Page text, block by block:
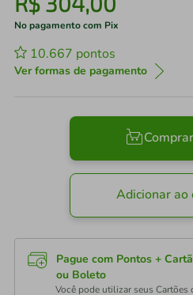
No pagamento com Pix
10.667 pontos
Ver formas de pagamento
Adicionar ao
Pague com Pontos +
ou Boleto
Você pode utilizar seus Cartões